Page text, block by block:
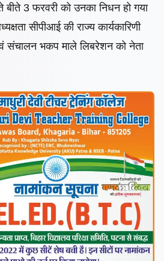
3 फरवरी को उनका निधन हो गया
सीपीआई की राज्य कार्यकारिणी
संचालन भकप माले लिबरेशन को नेता